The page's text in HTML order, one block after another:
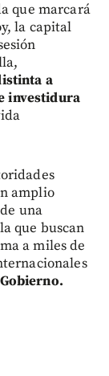
que marcará
la capital
a
investidura
amplio
una
que buscan
a miles de